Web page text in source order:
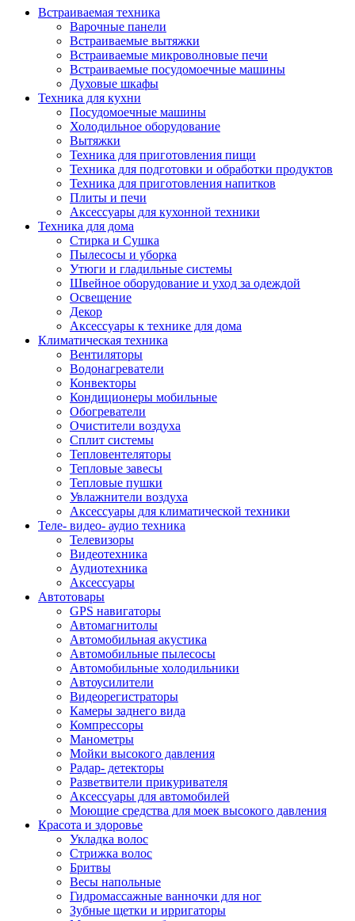
Встраиваемая техника
Варочные панели
Встраиваемые вытяжки
Встраиваемые микроволновые печи
Встраиваемые посудомоечные машины
Духовые шкафы
Техника для кухни
Посудомоечные машины
Холодильное оборудование
Вытяжки
Техника для приготовления пищи
Техника для подготовки и обработки продуктов
Техника для приготовления напитков
Плиты и печи
Аксессуары для кухонной техники
Техника для дома
Стирка и Сушка
Пылесосы и уборка
Утюги и гладильные системы
Швейное оборудование и уход за одеждой
Освещение
Декор
Аксессуары к технике для дома
Климатическая техника
Вентиляторы
Водонагреватели
Конвекторы
Кондиционеры мобильные
Обогреватели
Очистители воздуха
Сплит системы
Тепловентеляторы
Тепловые завесы
Тепловые пушки
Увлажнители воздуха
Аксессуары для климатической техники
Теле- видео- аудио техника
Телевизоры
Видеотехника
Аудиотехника
Аксессуары
Автотовары
GPS навигаторы
Автомагнитолы
Автомобильная акустика
Автомобильные пылесосы
Автомобильные холодильники
Автоусилители
Видеорегистраторы
Камеры заднего вида
Компрессоры
Манометры
Мойки высокого давления
Радар- детекторы
Разветвители прикуривателя
Аксессуары для автомобилей
Моющие средства для моек высокого давления
Красота и здоровье
Укладка волос
Стрижка волос
Бритвы
Весы напольные
Гидромассажные ванночки для ног
Зубные щетки и ирригаторы